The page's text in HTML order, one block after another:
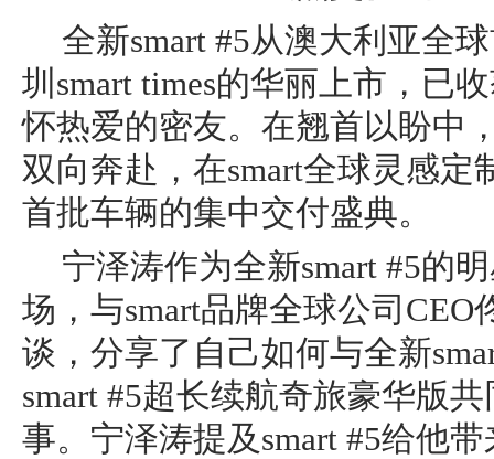
全新smart #5从澳大利亚全
圳smart times的华丽上市，已
怀热爱的密友。在翘首以盼中
双向奔赴，在smart全球灵感定
首批车辆的集中交付盛典。
宁泽涛作为全新smart #5的
场，与smart品牌全球公司
谈，分享了自己如何与全新
smart #5超长续航奇旅豪华版
事。宁泽涛提及smart #5给他